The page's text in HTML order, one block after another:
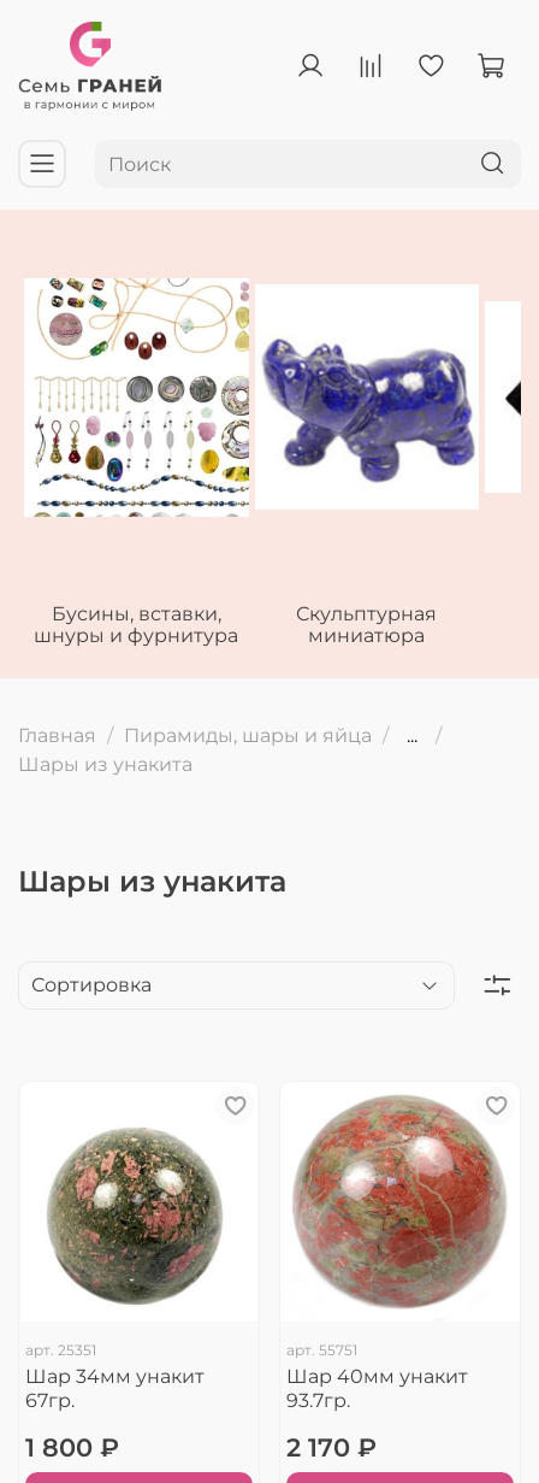
Бусины, вставки,
шнуры и фурнитура
Скульптурная
миниатюра
Главная Пирамиды, шары и яйца
...
Шары из унакита
Шары из унакита
арт. 25351
Шар 34мм унакит
67гр.
1 800 ₽
арт. 55751
Шар 40мм унакит
93.7гр.
2 170 ₽